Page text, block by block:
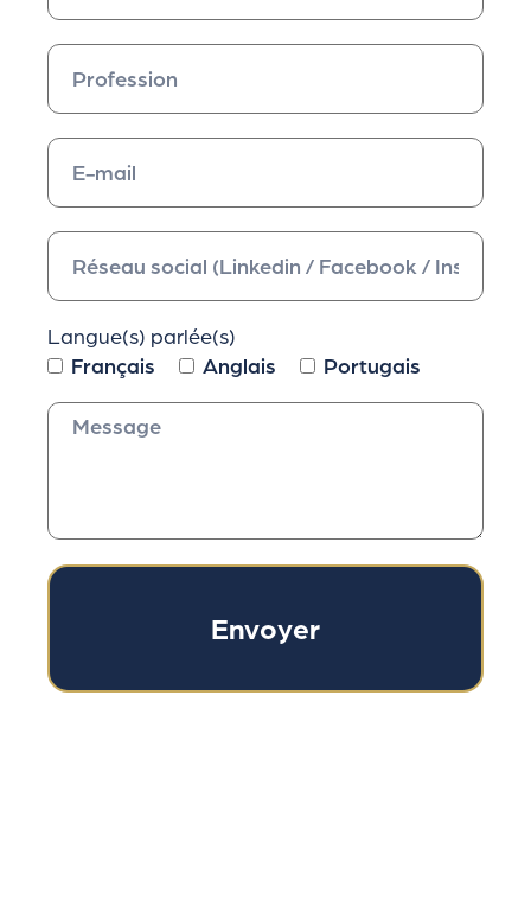
Langue(s) parlée(s)
Français
Anglais Portugais
Envoyer